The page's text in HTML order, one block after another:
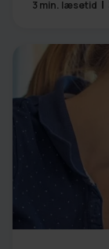
3min. læsetid